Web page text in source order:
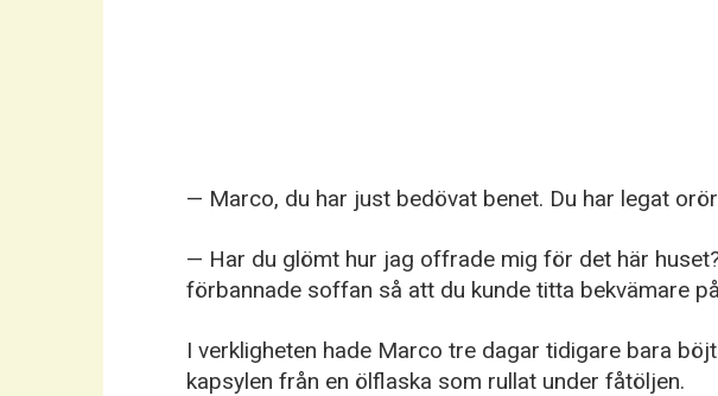
— Marco, du har just bedövat benet. Du har legat
— Har du glömt hur jag offrade mig för det här
förbannade soffan så att du kunde titta bekvämare
I verkligheten hade Marco tre dagar tidigare bara
kapsylen från en ölflaska som rullat under fåtöljen.